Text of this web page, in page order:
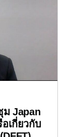
ม Japan
เกี่ยวกับ